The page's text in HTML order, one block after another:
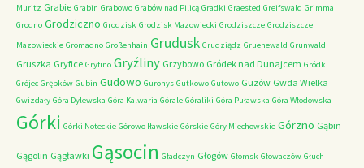
Muritz Grabie Grabin Grabowo Grabów nad Pilicą Gradki Graested Greifswald Grimma
Grodno Grodziczno Grodzisk Grodzisk Mazowiecki Grodziszcze Grodziszcze
Mazowieckie Gromadno Großenhain Grudusk Grudziądz Gruenewald Grunwald
Gruszka Gryfice Gryfino Gryźliny Grzybowo Gródek nad Dunajcem Gródki
Grójec Grębków Gubin Gudowo Guronys Gutkowo Gutowo Guzów Gwda Wielka
Gwizdały Góra Dylewska Góra Kalwaria Górale Góraliki Góra Puławska Góra Włodowska
Górki Górki Noteckie Górowo Iławskie Górskie Góry Miechowskie Górzno Gąbin
Gągolin Gągławki Gąsocin Gładczyn Głogów Głomsk Głowaczów Głuch